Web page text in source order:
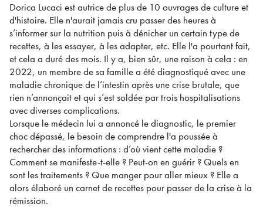
Dorica Lucaci est autrice de plus de 10 ouvrages de culture et
d'histoire. Elle n'aurait jamais cru passer des heures à
s’informer sur la nutrition puis à dénicher un certain type de
recettes, à les essayer, à les adapter, etc. Elle l'a pourtant fait,
et cela a duré des mois. Il y a, bien sûr, une raison à cela : en
2022, un membre de sa famille a été diagnostiqué avec une
maladie chronique de l’intestin après une crise brutale, que
rien n’annonçait et qui s’est soldée par trois hospitalisations
avec diverses complications.
Lorsque le médecin lui a annoncé le diagnostic, le premier
choc dépassé, le besoin de comprendre l'a poussée à
rechercher des informations : d’où vient cette maladie ?
Comment se manifeste-t-elle ? Peut-on en guérir ? Quels en
sont les traitements ? Que manger pour aller mieux ? Elle a
alors élaboré un carnet de recettes pour passer de la crise à la
rémission.